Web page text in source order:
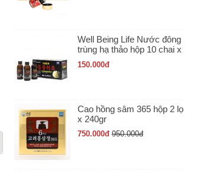
Well Being Life Nước đông
trùng hạ thảo hộp 10 chai x
100ml
150.000đ
Cao hồng sâm 365 hộp 2 lọ
x 240gr
750.000đ 950.000đ